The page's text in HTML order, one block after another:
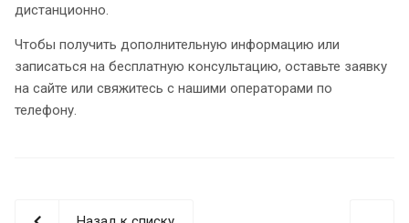
дистанционно.
Чтобы получить дополнительную информацию или
записаться на бесплатную консультацию, оставьте заявку
на сайте или свяжитесь с нашими операторами по
телефону.